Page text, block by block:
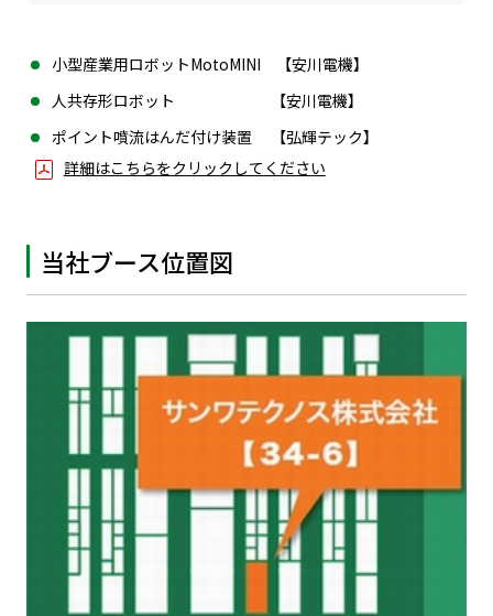
小型産業用ロボットMotoMINI 【安川電機】
人共存形ロボット 【安川電機】
ポイント噴流はんだ付け装置 【弘輝テック】
詳細はこちらをクリックしてください
当社ブース位置図